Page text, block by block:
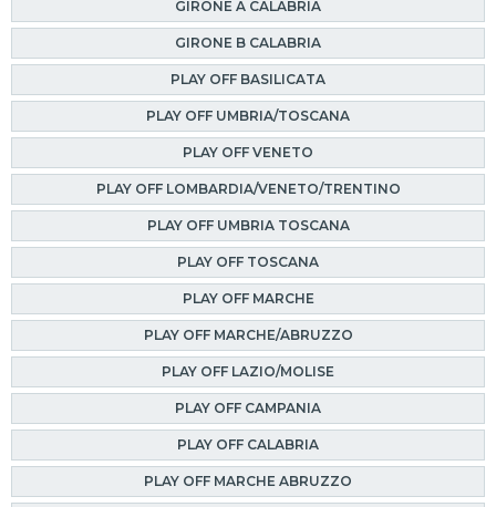
GIRONE A CALABRIA
GIRONE B CALABRIA
PLAY OFF BASILICATA
PLAY OFF UMBRIA/TOSCANA
PLAY OFF VENETO
PLAY OFF LOMBARDIA/VENETO/TRENTINO
PLAY OFF UMBRIA TOSCANA
PLAY OFF TOSCANA
PLAY OFF MARCHE
PLAY OFF MARCHE/ABRUZZO
PLAY OFF LAZIO/MOLISE
PLAY OFF CAMPANIA
PLAY OFF CALABRIA
PLAY OFF MARCHE ABRUZZO